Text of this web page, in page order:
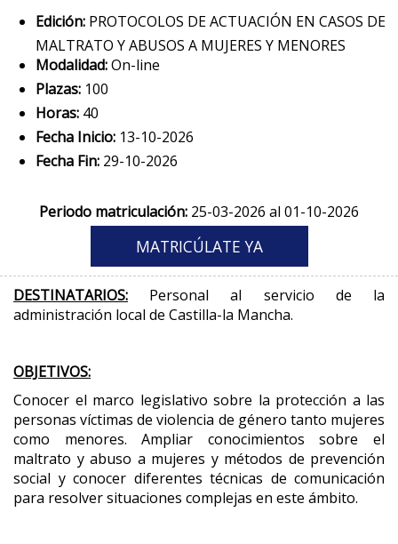
Edición: PROTOCOLOS DE ACTUACIÓN EN CASOS DE
MALTRATO Y ABUSOS A MUJERES Y MENORES
Modalidad:On-line
Plazas: 100
Horas: 40
Fecha Inicio: 13-10-2026
Fecha Fin: 29-10-2026
Periodo matriculación: 25-03-2026 al 01-10-2026
DESTINATARIOS: Personal al servicio de la
administración local de Castilla-la Mancha.
OBJETIVOS:
Conocer el marco legislativo sobre la protección a las
personas víctimas de violencia de género tanto mujeres
como menores. Ampliar conocimientos sobre el
maltrato y abuso a mujeres y métodos de prevención
social y conocer diferentes técnicas de comunicación
para resolver situaciones complejas en este ámbito.